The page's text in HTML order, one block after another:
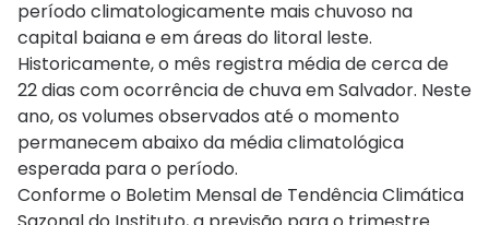
período climatologicamente mais chuvoso na
capital baiana e em áreas do litoral leste.
Historicamente, o mês registra média de cerca de
22 dias com ocorrência de chuva em Salvador. Neste
ano, os volumes observados até o momento
permanecem abaixo da média climatológica
esperada para o período.
Conforme o Boletim Mensal de Tendência Climática